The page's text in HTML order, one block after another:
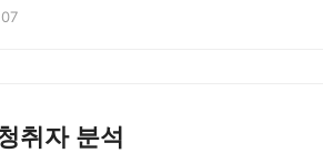
취자 분석